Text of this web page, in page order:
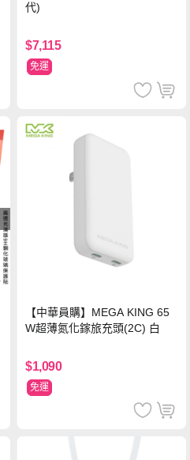
代)
$7,115
免運
【中華員購】MEGA KING 65
W超薄氮化鎵旅充頭(2C) 白
$1,090
免運